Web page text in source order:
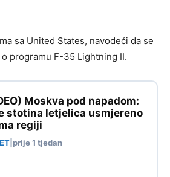
sa United States, navodeći da se
programu F-35 Lightning II.
Moskva pod napadom:
stotina letjelica usmjereno
regiji
prije 1 tjedan